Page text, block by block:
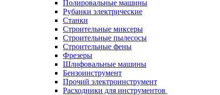
Полировальные машины
Рубанки электрические
Станки
Строительные миксеры
Строительные пылесосы
Строительные фены
Фрезеры
Шлифовальные машины
Бензоинструмент
Прочий электроинструмент
Расходники для инструментов